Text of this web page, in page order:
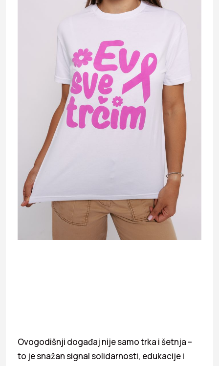
Ovogodišnji događaj nije samo trka i šetnja –
to je snažan signal solidarnosti, edukacije i